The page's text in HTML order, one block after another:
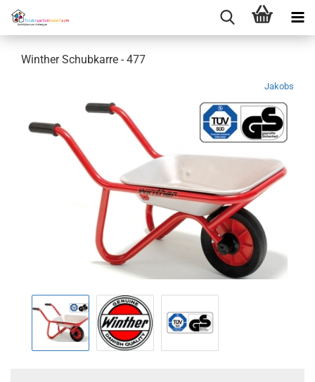
Winther Schubkarre - 477
Jakobs